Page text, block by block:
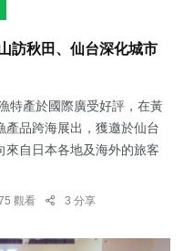
訪秋田、仙台深化城市
特產於國際廣受好評，在黃
產品跨海展出，獲邀於仙台
來自日本各地及海外的旅客
觀看 3 分享